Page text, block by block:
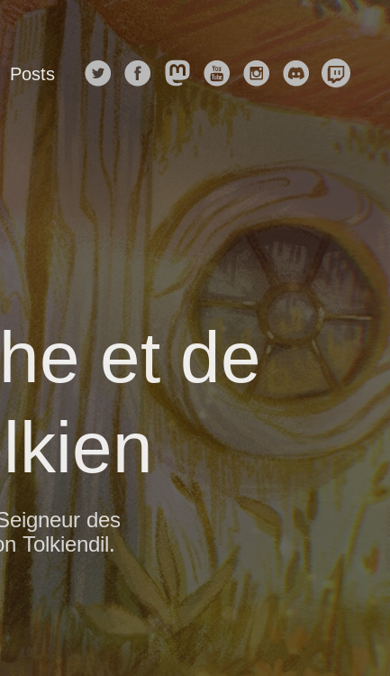
Posts
et de
des
Tolkiendil.